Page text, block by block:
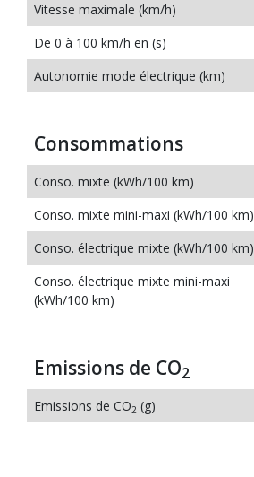
Vitesse maximale (km/h)
De 0 à 100 km/h en (s)
Autonomie mode électrique (km)
Consommations
Conso. mixte (kWh/100 km)
Conso. mixte mini-maxi (kWh/100 km)
Conso. électrique mixte (kWh/100 km)
Conso. électrique mixte mini-maxi
(kWh/100 km)
Emissions de CO2
Emissions de CO2 (g)